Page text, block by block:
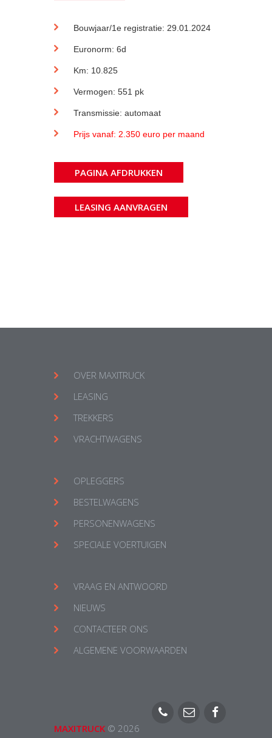
Bouwjaar/1e registratie: 29.01.2024
Euronorm: 6d
Km: 10.825
Vermogen: 551 pk
Transmissie: automaat
Prijs vanaf: 2.350 euro per maand
PAGINA AFDRUKKEN
LEASING AANVRAGEN
OVER MAXITRUCK
LEASING
TREKKERS
VRACHTWAGENS
OPLEGGERS
BESTELWAGENS
PERSONENWAGENS
SPECIALE VOERTUIGEN
VRAAG EN ANTWOORD
NIEUWS
CONTACTEER ONS
ALGEMENE VOORWAARDEN
MAXITRUCK © 2026